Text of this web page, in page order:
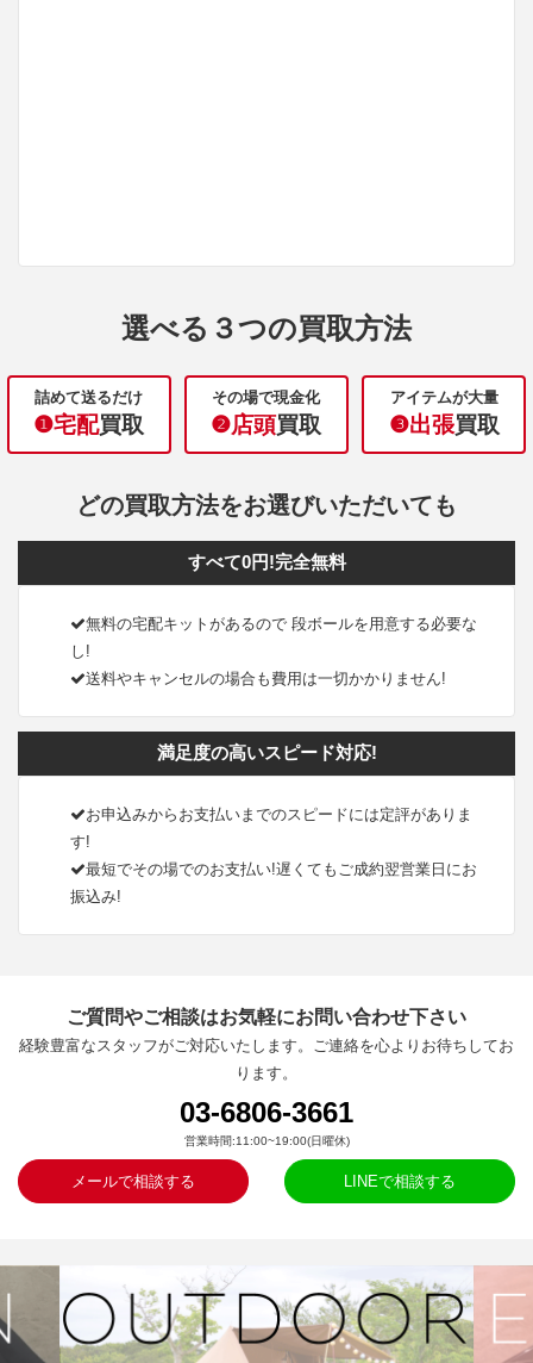
選べる３つの買取方法
詰めて送るだけ
❶宅配買取
その場で現金化
❷店頭買取
アイテムが大量
❸出張買取
どの買取方法をお選びいただいても
すべて0円!完全無料
無料の宅配キットがあるので 段ボールを用意する必要な
し!
送料やキャンセルの場合も費用は一切かかりません!
満足度の高いスピード対応!
お申込みからお支払いまでのスピードには定評がありま
す!
最短でその場でのお支払い!遅くてもご成約翌営業日にお
振込み!
ご質問やご相談はお気軽にお問い合わせ下さい
経験豊富なスタッフがご対応いたします。ご連絡を心よりお待ちしてお
ります。
03-6806-3661
営業時間:11:00~19:00(日曜休)
メールで相談する LINEで相談する